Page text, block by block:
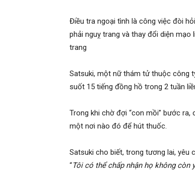
tu
giss
hai
phong,
Điều tra ngoại tình là công việc đòi
phải nguỵ trang và thay đổi diện
trang
Satsuki, một nữ thám tử thuộc công
suốt 15 tiếng đồng hồ trong 2 tuần
Trong khi chờ đợi “con mồi” bước
một nơi nào đó để hút thuốc.
Satsuki cho biết, trong tương lai, yêu
“Tôi có thể chấp nhận họ không còn